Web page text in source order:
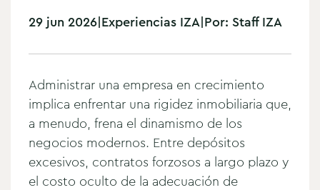
29 jun 2026|Experiencias IZA|Por: Staff IZA
Administrar una empresa en crecimiento
implica enfrentar una rigidez inmobiliaria que,
a menudo, frena el dinamismo de los
negocios modernos. Entre depósitos
excesivos, contratos forzosos a largo plazo y
el costo oculto de la adecuación de